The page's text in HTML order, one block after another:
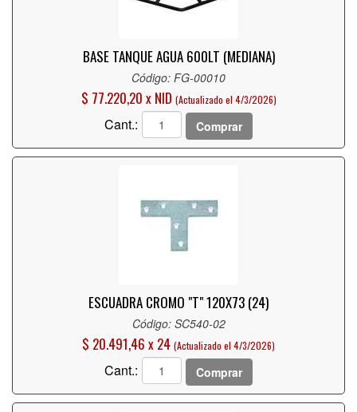
BASE TANQUE AGUA 600LT (MEDIANA)
Código: FG-00010
$ 77.220,20 x NID (Actualizado el 4/3/2026)
Cant.: Comprar
ESCUADRA CROMO "T" 120X73 (24)
Código: SC540-02
$ 20.491,46 x 24 (Actualizado el 4/3/2026)
Cant.: Comprar